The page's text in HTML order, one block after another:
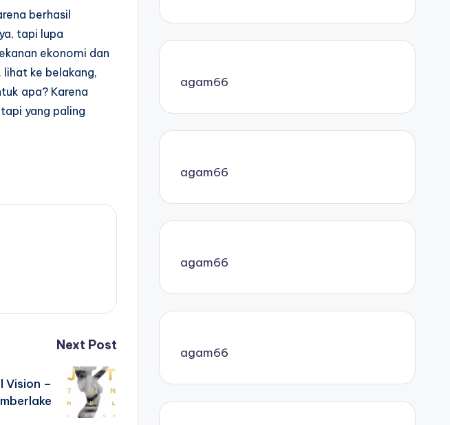
berhasil
tapi lupa
ekonomi dan
ke belakang,
apa? Karena
yang paling
Next Post
Vision –
agam66
agam66
agam66
agam66